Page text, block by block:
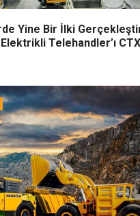
Yine Bir İlki
Telehandler’ı